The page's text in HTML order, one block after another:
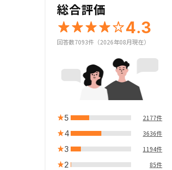
総合評価
4.3
回答数7093件（2026年08月現在）
5 2177件
4 3636件
3 1194件
2 85件